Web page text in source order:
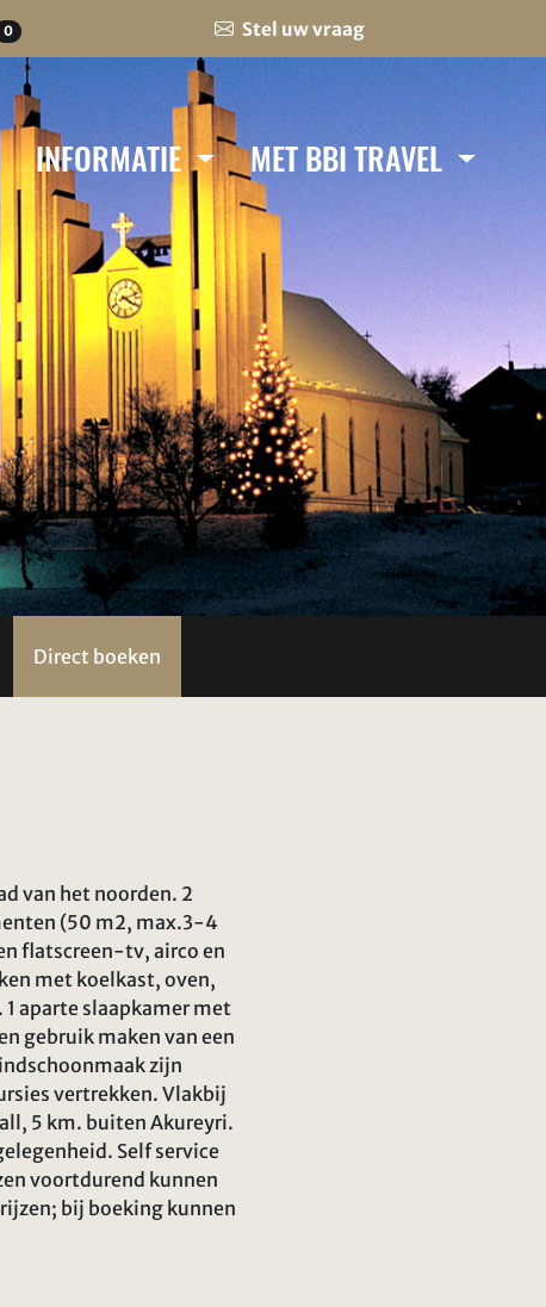
0 Stel uw vraag
INFORMATIE MET BBI TRAVEL
Direct boeken
van het noorden. 2
(50 m2, max.3-4
flatscreen-tv, airco en
met koelkast, oven,
aparte slaapkamer met
gebruik maken van een
zijn
vertrekken. Vlakbij
5 km. buiten Akureyri.
Self service
voortdurend kunnen
bij boeking kunnen